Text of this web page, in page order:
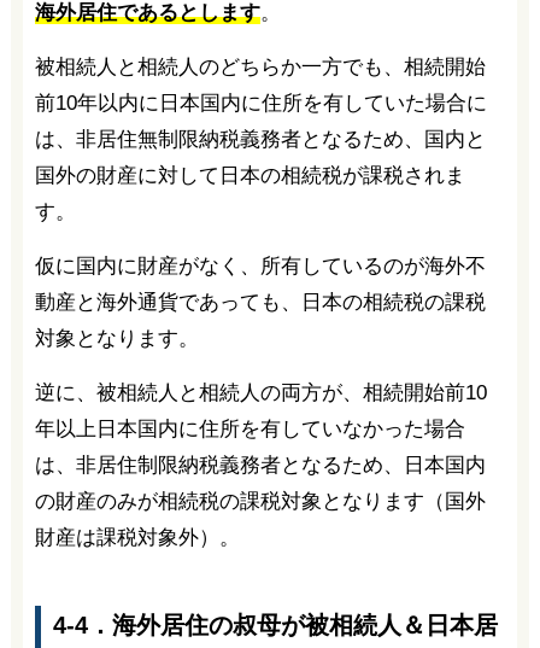
海外居住であるとします。
被相続人と相続人のどちらか一方でも、相続開始
前10年以内に日本国内に住所を有していた場合に
は、非居住無制限納税義務者となるため、国内と
国外の財産に対して日本の相続税が課税されま
す。
仮に国内に財産がなく、所有しているのが海外不
動産と海外通貨であっても、日本の相続税の課税
対象となります。
逆に、被相続人と相続人の両方が、相続開始前10
年以上日本国内に住所を有していなかった場合
は、非居住制限納税義務者となるため、日本国内
の財産のみが相続税の課税対象となります（国外
財産は課税対象外）。
4-4．海外居住の叔母が被相続人＆日本居